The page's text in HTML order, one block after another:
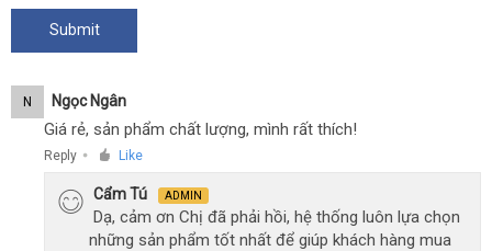
N Ngọc Ngân
Giá rẻ, sản phẩm chất lượng, mình rất thích!
Reply ● Like
Cẩm Tú ADMIN
Dạ, cảm ơn Chị đã phải hồi, hệ thống luôn lựa chọn
những sản phẩm tốt nhất để giúp khách hàng mua